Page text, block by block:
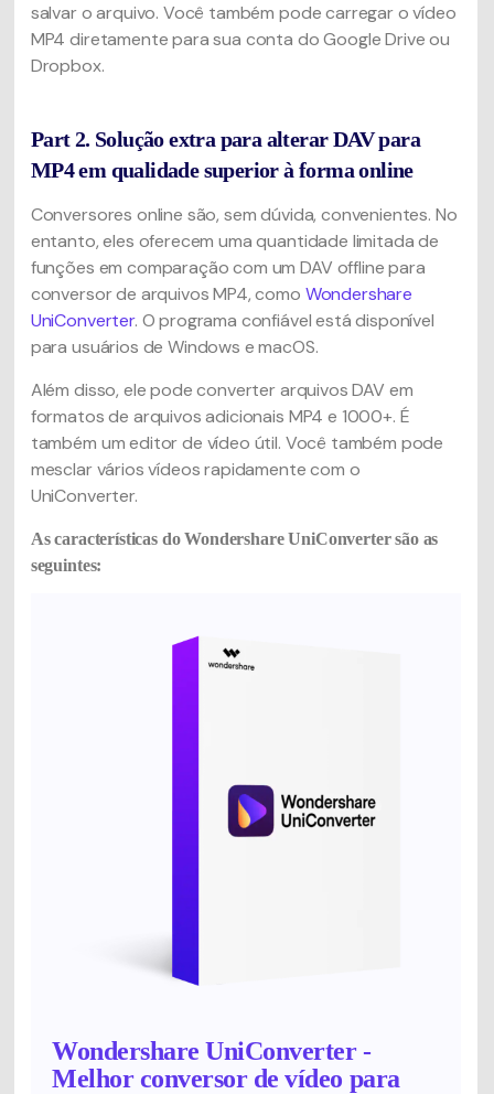
salvar o arquivo. Você também pode carregar o vídeo
MP4 diretamente para sua conta do Google Drive ou
Dropbox.
Part 2. Solução extra para alterar DAV para
MP4 em qualidade superior à forma online
Conversores online são, sem dúvida, convenientes. No
entanto, eles oferecem uma quantidade limitada de
funções em comparação com um DAV offline para
conversor de arquivos MP4, como Wondershare
UniConverter. O programa confiável está disponível
para usuários de Windows e macOS.
Além disso, ele pode converter arquivos DAV em
formatos de arquivos adicionais MP4 e 1000+. É
também um editor de vídeo útil. Você também pode
mesclar vários vídeos rapidamente com o
UniConverter.
As características do Wondershare UniConverter são as
seguintes:
Wondershare UniConverter -
Melhor conversor de vídeo para